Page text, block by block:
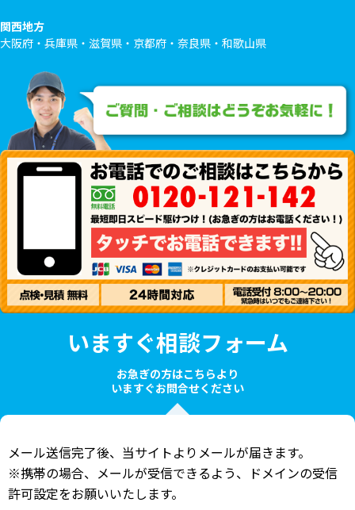
関西地方
大阪府・兵庫県・滋賀県・京都府・奈良県・和歌山県
いますぐ相談フォーム
お急ぎの方はこちらより
いますぐお問合せください
メール送信完了後、当サイトよりメールが届きます。
※携帯の場合、メールが受信できるよう、ドメインの受信
許可設定をお願いいたします。